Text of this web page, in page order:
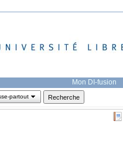
Mon DI-fusion
partout